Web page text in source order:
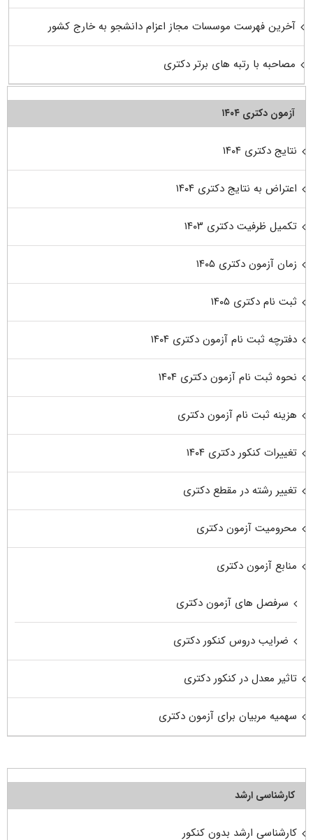
آخرین فهرست موسسات مجاز اعزام دانشجو به خارج کشور
مصاحبه با رتبه های برتر دکتری
آزمون دکتری ۱۴۰۴
نتایج دکتری ۱۴۰۴
اعتراض به نتایج دکتری ۱۴۰۴
تکمیل ظرفیت دکتری ۱۴۰۳
زمان آزمون دکتری ۱۴۰۵
ثبت نام دکتری ۱۴۰۵
دفترچه ثبت نام آزمون دکتری ۱۴۰۴
نحوه ثبت نام آزمون دکتری ۱۴۰۴
هزینه ثبت نام آزمون دکتری
تغییرات کنکور دکتری ۱۴۰۴
تغییر رشته در مقطع دکتری
محرومیت آزمون دکتری
منابع آزمون دکتری
سرفصل های آزمون دکتری
ضرایب دروس کنکور دکتری
تاثیر معدل در کنکور دکتری
سهمیه مربیان برای آزمون دکتری
کارشناسی ارشد
کارشناسی ارشد بدون کنکور